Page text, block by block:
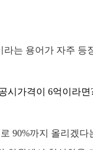
라는 용어가 자주
시가격이 6억이라면
90%까지 올리겠